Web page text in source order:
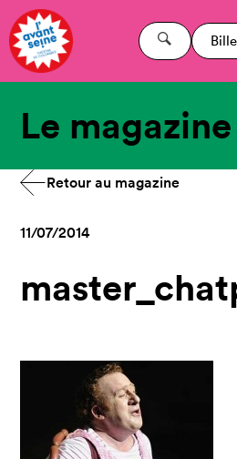
Le
Retour au magazine
11/07/2014